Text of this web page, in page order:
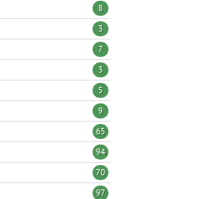
8
3
7
3
5
9
65
94
70
97